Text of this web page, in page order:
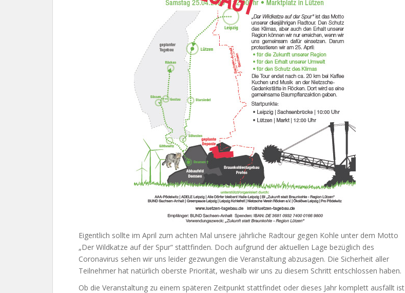
Eigentlich sollte im April zum achten Mal unsere jährliche Radtour gegen Kohle unter dem Motto
„Der Wildkatze auf der Spur“ stattfinden. Doch aufgrund der aktuellen Lage bezüglich des
Coronavirus sehen wir uns leider gezwungen die Veranstaltung abzusagen. Die Sicherheit aller
Teilnehmer hat natürlich oberste Priorität, weshalb wir uns zu diesem Schritt entschlossen haben.
Ob die Veranstaltung zu einem späteren Zeitpunkt stattfindet oder dieses Jahr komplett ausfällt ist